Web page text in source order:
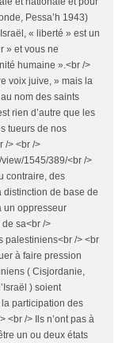
Pessa’h 1943)
« liberté » est un
» et vous ne
humaine ».<br />
voix juive, » mais la
nom des saints
rien d’autre que les
tueurs de nos
/> <br />
1545/389/<br />
contraire, des
distinction de base de
un oppresseur
sa<br />
palestiniens<br /> <br
à faire pression
( Cisjordanie,
) soient
la participation des
<br /> Ils n’ont pas à
un ou deux états